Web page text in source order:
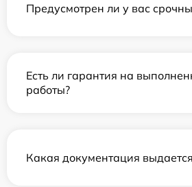
Предусмотрен ли у вас
Есть ли гарантия на
работы?
Какая документация